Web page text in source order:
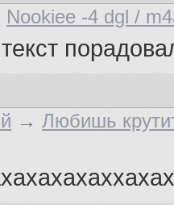
Nookiee -4 dgl /
→ Любишь